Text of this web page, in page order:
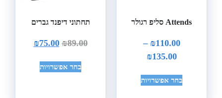
Attends סליפ רגולר
₪110.00
–
₪135.00
בחר אפשרויות
תחתוני דיפנד גברים
₪89.00
₪75.00
בחר אפשרויות